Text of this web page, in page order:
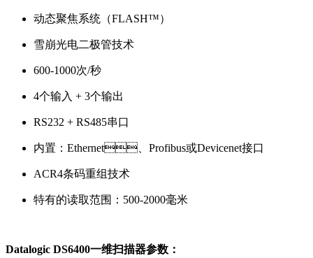
动态聚焦系统（FLASH™）
雪崩光电二极管技术
600-1000次/秒
4个输入 + 3个输出
RS232 + RS485串口
内置：Ethernet、Profibus或Devicenet接口
ACR4条码重组技术
特有的读取范围：500-2000毫米
Datalogic DS6400一维扫描器参数：